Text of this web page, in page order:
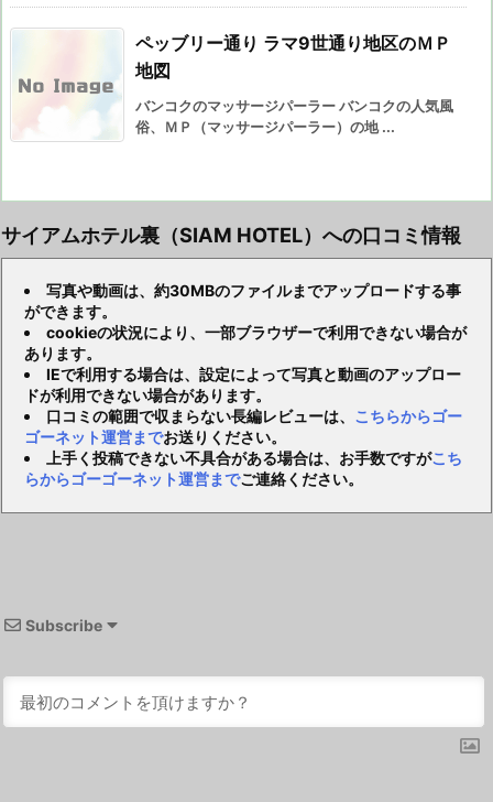
ペッブリー通り ラマ9世通り地区のＭＰ
地図
バンコクのマッサージパーラー バンコクの人気風
俗、ＭＰ（マッサージパーラー）の地 ...
サイアムホテル裏（SIAM HOTEL）への口コミ情報
写真や動画は、約30MBのファイルまでアップロードする事
ができます。
cookieの状況により、一部ブラウザーで利用できない場合が
あります。
IEで利用する場合は、設定によって写真と動画のアップロー
ドが利用できない場合があります。
口コミの範囲で収まらない長編レビューは、 こちらからゴー
ゴーネット運営までお送りください。
上手く投稿できない不具合がある場合は、お手数ですがこち
らからゴーゴーネット運営までご連絡ください。
Subscribe